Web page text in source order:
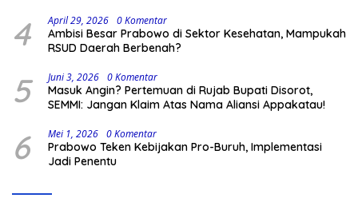
4 April 29, 2026 0 Komentar
Ambisi Besar Prabowo di Sektor Kesehatan, Mampukah
RSUD Daerah Berbenah?
5 Juni 3, 2026 0 Komentar
Masuk Angin? Pertemuan di Rujab Bupati Disorot,
SEMMI: Jangan Klaim Atas Nama Aliansi Appakatau!
6 Mei 1, 2026 0 Komentar
Prabowo Teken Kebijakan Pro-Buruh, Implementasi
Jadi Penentu